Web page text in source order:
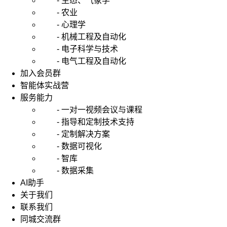
- 农业
- 心理学
- 机械工程及自动化
- 电子科学与技术
- 电气工程及自动化
加入会员群
智能体实战营
服务能力
- 一对一视频会议与课程
- 指导和定制技术支持
- 定制解决方案
- 数据可视化
- 智库
- 数据采集
AI助手
关于我们
联系我们
同城交流群